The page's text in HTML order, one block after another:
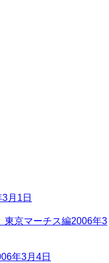
月1日
東京マーチス編2006年3
年3月4日